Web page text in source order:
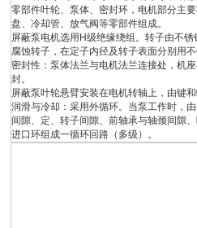
零部件叶轮、泵体、密封环，电机部分主
盘、冷却管、放气阀等零部件组成。
屏蔽泵电机选用H级绝缘绕组。转子由不
腐蚀转子，在定子内径及转子表面分别用不
密封性：泵体法兰与电机法兰连接处，机
封。
屏蔽泵叶轮悬臂安装在电机转轴上，由键和
润滑与冷却：采用外循环。当泵工作时，
间隙、定、转子间隙、前轴承与轴颈间隙
进口环组成一循环回路（多级）。